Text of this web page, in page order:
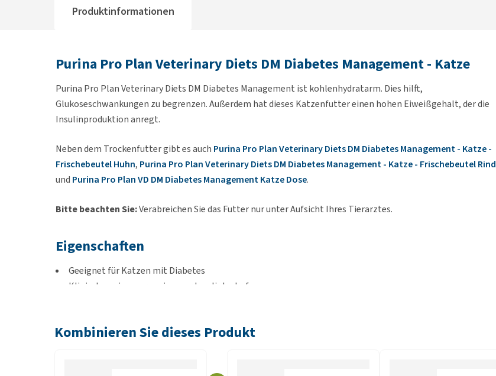
Produktinformationen
Purina Pro Plan Veterinary Diets DM Diabetes Management - Katze
Purina Pro Plan Veterinary Diets DM Diabetes Management ist kohlenhydratarm. Dies hilft,
Glukoseschwankungen zu begrenzen. Außerdem hat dieses Katzenfutter einen hohen Eiweißgehalt, der die
Insulinproduktion anregt.
Neben dem Trockenfutter gibt es auch Purina Pro Plan Veterinary Diets DM Diabetes Management - Katze -
Frischebeutel Huhn, Purina Pro Plan Veterinary Diets DM Diabetes Management - Katze - Frischebeutel Rind
und Purina Pro Plan VD DM Diabetes Management Katze Dose.
Bitte beachten Sie:Verabreichen Sie das Futter nur unter Aufsicht Ihres Tierarztes.
Eigenschaften
Geeignet für Katzen mit Diabetes
Klinisch erwiesener geringerer Insulinbedarf
Erhöhter Vitamin-E-Gehalt
Kombinieren Sie dieses Produkt